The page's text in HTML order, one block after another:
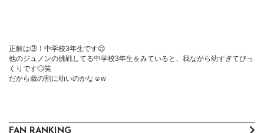
正解は③！中学校3年生です😌
他のジュノンの挑戦してる中学校3年生をみていると、我ながら幼すぎてびっ
くりです🙄笑
だから歳の割に幼いのかな☺️w
FAN RANKING